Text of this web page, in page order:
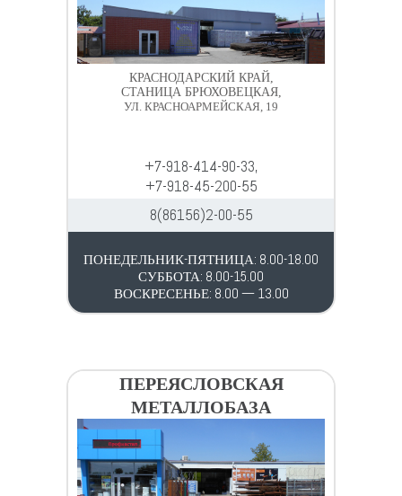
КРАСНОДАРСКИЙ КРАЙ,
СТАНИЦА БРЮХОВЕЦКАЯ,
УЛ. КРАСНОАРМЕЙСКАЯ, 19
+7-918-414-90-33,
+7-918-45-200-55
8(86156)2-00-55
ПОНЕДЕЛЬНИК-ПЯТНИЦА: 8.00-18.00
СУББОТА: 8.00-15.00
ВОСКРЕСЕНЬЕ: 8.00 — 13.00
ПЕРЕЯСЛОВСКАЯ
МЕТАЛЛОБАЗА